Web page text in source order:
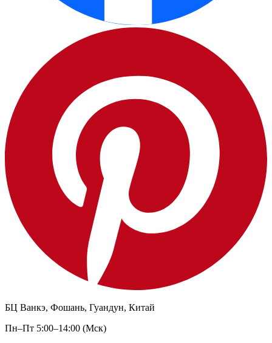
БЦ Ванкэ, Фошань, Гуандун, Китай
Пн–Пт 5:00–14:00 (Мск)